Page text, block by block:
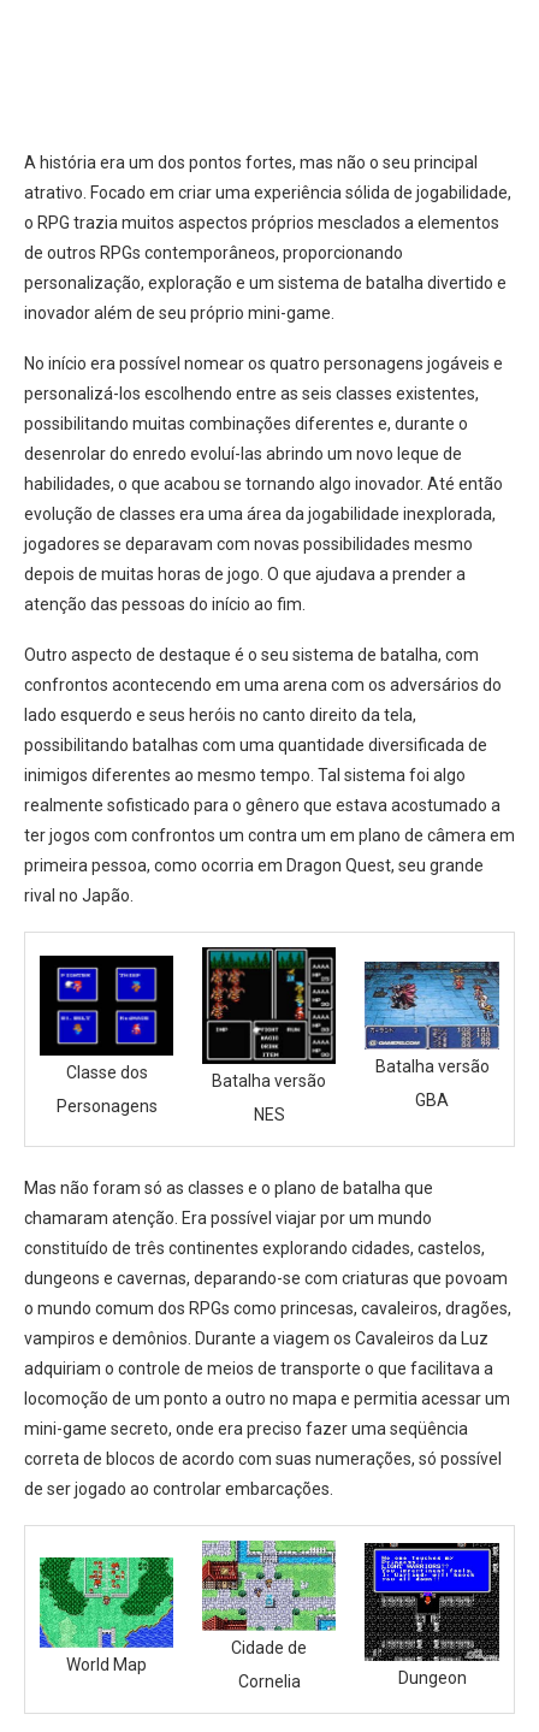
A história era um dos pontos fortes, mas não o seu principal
atrativo. Focado em criar uma experiência sólida de jogabilidade,
o RPG trazia muitos aspectos próprios mesclados a elementos
de outros RPGs contemporâneos, proporcionando
personalização, exploração e um sistema de batalha divertido e
inovador além de seu próprio mini-game.
No início era possível nomear os quatro personagens jogáveis e
personalizá-los escolhendo entre as seis classes existentes,
possibilitando muitas combinações diferentes e, durante o
desenrolar do enredo evoluí-las abrindo um novo leque de
habilidades, o que acabou se tornando algo inovador. Até então
evolução de classes era uma área da jogabilidade inexplorada,
jogadores se deparavam com novas possibilidades mesmo
depois de muitas horas de jogo. O que ajudava a prender a
atenção das pessoas do início ao fim.
Outro aspecto de destaque é o seu sistema de batalha, com
confrontos acontecendo em uma arena com os adversários do
lado esquerdo e seus heróis no canto direito da tela,
possibilitando batalhas com uma quantidade diversificada de
inimigos diferentes ao mesmo tempo. Tal sistema foi algo
realmente sofisticado para o gênero que estava acostumado a
ter jogos com confrontos um contra um em plano de câmera em
primeira pessoa, como ocorria em Dragon Quest, seu grande
rival no Japão.
Classe dos
Personagens
Batalha versão
NES
Batalha versão
GBA
Mas não foram só as classes e o plano de batalha que
chamaram atenção. Era possível viajar por um mundo
constituído de três continentes explorando cidades, castelos,
dungeons e cavernas, deparando-se com criaturas que povoam
o mundo comum dos RPGs como princesas, cavaleiros, dragões,
vampiros e demônios. Durante a viagem os Cavaleiros da Luz
adquiriam o controle de meios de transporte o que facilitava a
locomoção de um ponto a outro no mapa e permitia acessar um
mini-game secreto, onde era preciso fazer uma seqüência
correta de blocos de acordo com suas numerações, só possível
de ser jogado ao controlar embarcações.
World Map
Cidade de
Cornelia
Dungeon